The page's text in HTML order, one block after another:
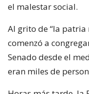
el malestar social.
Al grito de “la patria
comenzó a
Senado desde el
eran miles de